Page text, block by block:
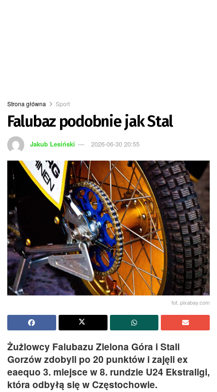
Strona główna Sport
Falubaz podobnie jak Stal
Jakub Lesiński 2026-06-30 20:55
fot. pixabay.com
Żużlowcy Falubazu Zielona Góra i Stali
Gorzów zdobyli po 20 punktów i zajęli ex
eaequo 3. miejsce w 8. rundzie U24 Ekstraligi,
która odbyłą się w Częstochowie.